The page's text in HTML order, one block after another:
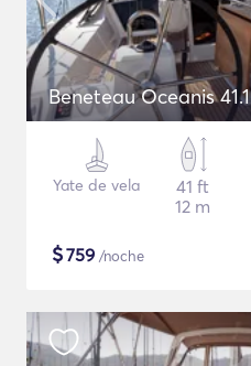
Beneteau Oceanis 41.1
Yate de vela
41 ft
12 m
$759 /noche